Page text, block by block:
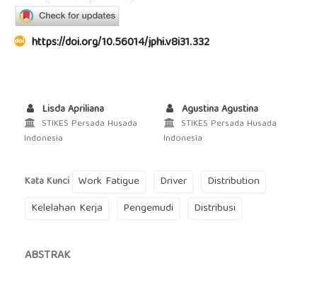
https://doi.org/10.56014/jphi.v8i31.332
Lisda Apriliana
STIKES Persada Husada
Indonesia
Agustina Agustina
STIKES Persada Husada
Indonesia
Kata Kunci Work Fatigue Driver
Distribution
Kelelahan Kerja
Pengemudi Distribusi
ABSTRAK